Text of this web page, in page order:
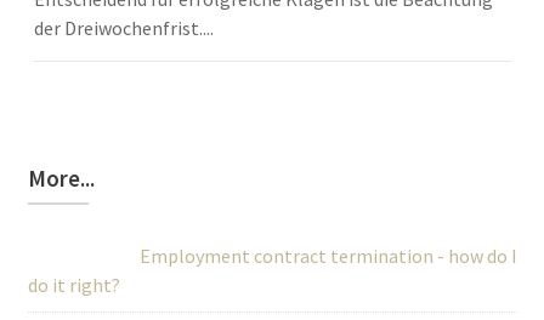
der Dreiwochenfrist....
More...
Employment contract termination - how do I
do it right?